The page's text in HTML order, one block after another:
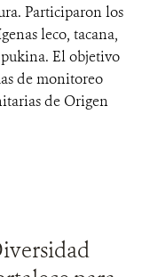
Participaron los
leco, tacana,
pukina. El objetivo
de monitoreo
de Origen